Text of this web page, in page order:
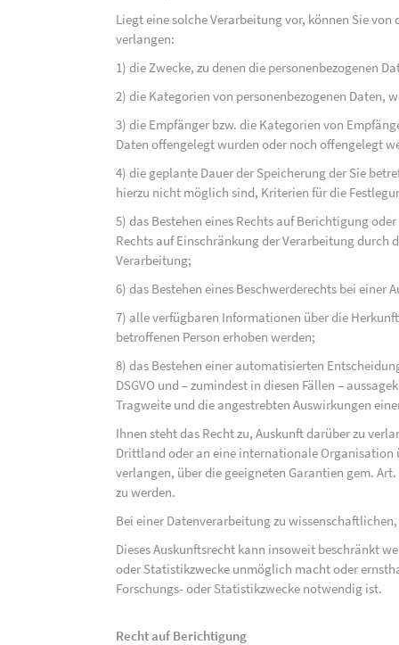
Liegt eine solche Verarbeitung vor, können Sie
verlangen:
1) die Zwecke, zu denen die personenbezogenen
2) die Kategorien von personenbezogenen Daten,
3) die Empfänger bzw. die Kategorien von
Daten offengelegt wurden oder noch offengelegt
4) die geplante Dauer der Speicherung der Sie
hierzu nicht möglich sind, Kriterien für die
5) das Bestehen eines Rechts auf Berichtigung
Rechts auf Einschränkung der Verarbeitung durch
Verarbeitung;
6) das Bestehen eines Beschwerderechts bei einer
7) alle verfügbaren Informationen über die
betroffenen Person erhoben werden;
8) das Bestehen einer automatisierten
DSGVO und – zumindest in diesen Fällen –
Tragweite und die angestrebten Auswirkungen
Ihnen steht das Recht zu, Auskunft darüber zu
Drittland oder an eine internationale Organisation
verlangen, über die geeigneten Garantien gem.
zu werden.
Bei einer Datenverarbeitung zu
Dieses Auskunftsrecht kann insoweit beschränkt
oder Statistikzwecke unmöglich macht oder
Forschungs- oder Statistikzwecke notwendig ist.
Recht auf Berichtigung